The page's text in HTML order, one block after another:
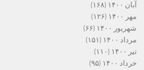
آبان ۱۴۰۰
(۱۶۸)
مهر ۱۴۰۰
(۱۲۶)
شهریور ۱۴۰۰
(۶۶)
مرداد ۱۴۰۰
(۱۵۱)
تیر ۱۴۰۰
(۱۱۰)
خرداد ۱۴۰۰
(۹۵)